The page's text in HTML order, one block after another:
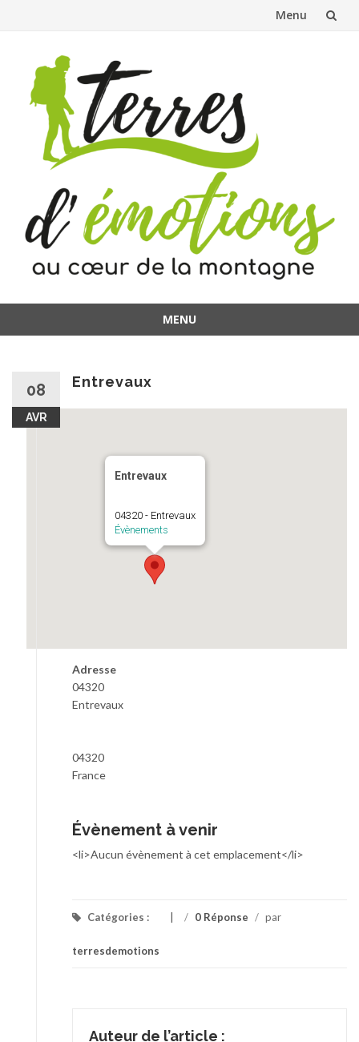
Menu
contenu
MENU
08
AVR
Entrevaux
Entrevaux
04320 - Entrevaux
Évènements
Adresse
04320
Entrevaux
04320
France
Évènement à venir
<li>Aucun évènement à cet emplacement</li>
Catégories : / 0 Réponse / par
terresdemotions
Auteur de l’article :